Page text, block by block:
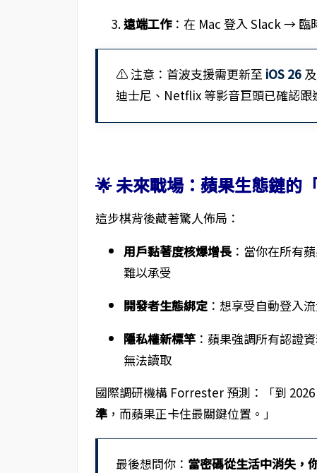
遠端工作：在 Mac 登入 Slack → 臨
⚠️ 注意：首波支援需更新至 iOS 26及
迪士尼、Netflix 等影音巨頭已確認跟
🌟 未來戰場：蘋果生態鏈的
這步棋背後藏著驚人佈局：
用戶黏著度核爆增長：當你在所有
難以承受
開發者生態綁定：想享受自動登入
隱私權新標竿：蘋果強調所有認證
無法讀取
國際調研機構 Forrester 預測：「到
準，而蘋果正卡住最關鍵位置。」
最後想問你： 當密碼從生活中消失，